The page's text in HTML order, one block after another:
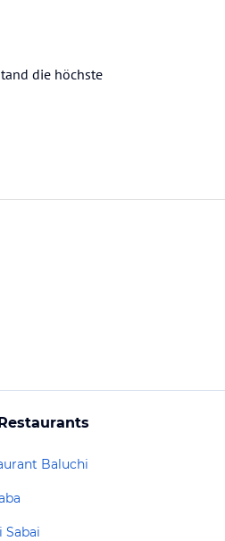
die höchste
Baluchi
Sabai